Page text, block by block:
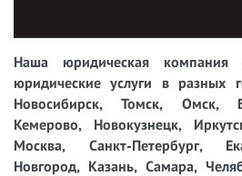
Наша юридическая компания
юридические услуги в разных
Новосибирск, Томск, Омск,
Кемерово, Новокузнецк,
Москва, Санкт-Петербург,
Новгород, Казань, Самара,